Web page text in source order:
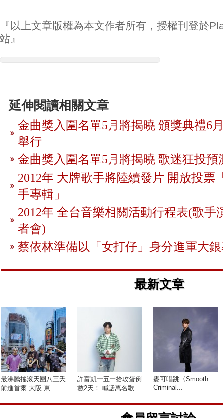
『以上文章版權為本文作者所有，授權刊登於
站』
延伸閱讀相關文章
金曲獎入圍名單5月將揭曉 頒獎典禮6
舉行
金曲獎入圍名單5月將揭曉 歌迷狂投預
2012年 大牌歌手將陸續發片 開放投票
手專輯」
2012年 全台音樂相關活動行程表(歌手
者會)
蔡依林準備以「女打仔」身分進軍大
最新文章
最沸騰搖滾天團八三夭
前進首爾 大阪 東...
許富凱一五一拾攻蛋倒
數2天！ 喊話萬名歌...
麥可唱跳〈Smooth
Criminal...